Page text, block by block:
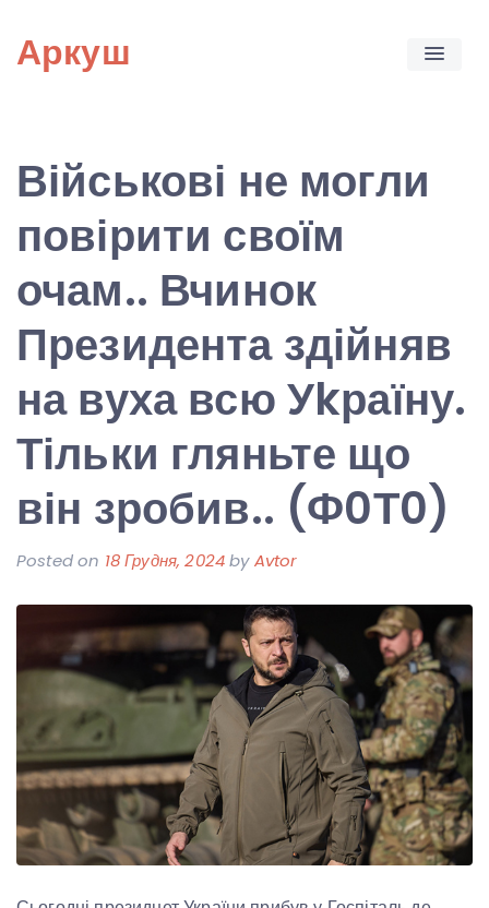
content
Аркуш
Військові не могли
повірити своїм
очам.. Вчинок
Президента здійняв
на вуха всю Уkраїну.
Тільки гляньте що
він зробив.. (Ф0Т0)
Posted on 18 Грудня, 2024byAvtor